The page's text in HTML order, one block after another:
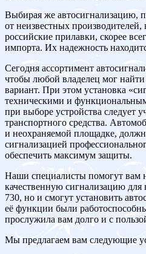
Выбирая же автосигнализацию,
от неизвестных
российские прилавки, скорее
импорта. Их надежность
Сегодня ассортимент
чтобы любой владелец мог
вариант. При этом установка
техническими и
при выборе устройства следует
транспортного средства.
и неохраняемой площадке,
сигнализацией
обеспечить максимум защиты.
Наши специалисты помогут вам
качественную сигнализацию
730, но и смогут установить
её функции были
прослужила вам долго и с
Мы предлагаем вам следующие